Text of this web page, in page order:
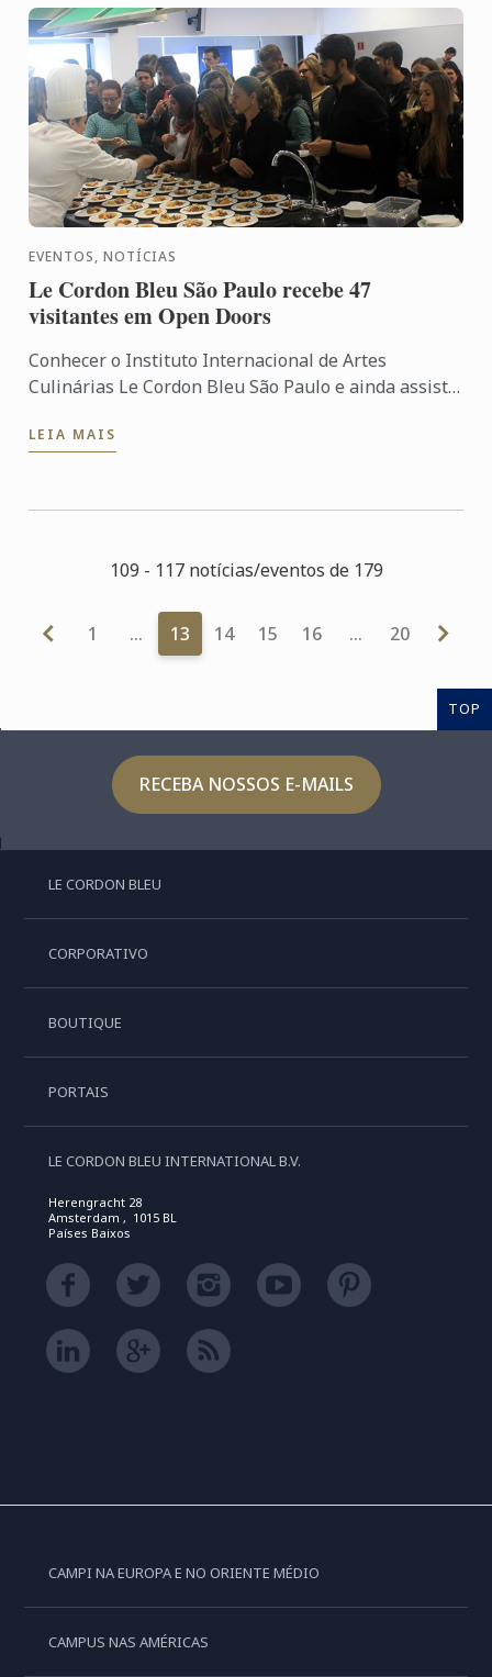
EVENTOS, NOTÍCIAS
Le Cordon Bleu São Paulo recebe 47
visitantes em Open Doors
Conhecer o Instituto Internacional de Artes
Culinárias Le Cordon Bleu São Paulo e ainda assistir
da ...
LEIA MAIS
109 - 117 notícias/eventos de 179
1 … 13 14 15 16 … 20
TOP
RECEBA NOSSOS E-MAILS
LE CORDON BLEU
CORPORATIVO
BOUTIQUE
PORTAIS
LE CORDON BLEU INTERNATIONAL B.V.
Herengracht 28
Amsterdam , 1015 BL
Países Baixos
CAMPI NA EUROPA E NO ORIENTE MÉDIO
CAMPUS NAS AMÉRICAS